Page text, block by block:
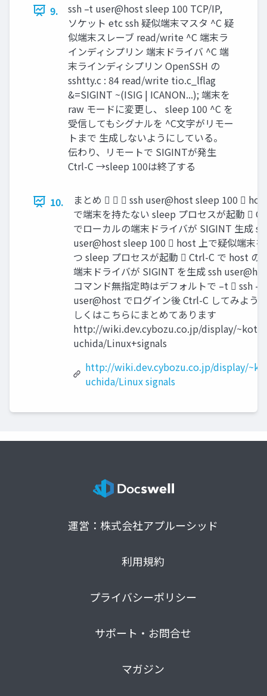
9.
ssh –t user@host sleep 100 TCP/IP,
ソケット etc ssh 疑似端末マスタ ^C 疑
似端末スレーブ read/write ^C 端末ラ
インディシプリン 端末ドライバ ^C 端
末ラインディシプリン OpenSSH の
sshtty.c : 84 read/write tio.c_lflag
&=SIGINT ~(ISIG | ICANON...); 端末を
raw モードに変更し、 sleep 100 ^C を
受信してもシグナルを ^C文字がリモー
トまで 生成しないようにしている。
伝わり、リモートで SIGINTが発生
Ctrl-C →sleep 100は終了する
10.
まとめ    ssh user@host sleep 100 
で端末を持たない sleep プロセスが起動 
でローカルの端末ドライバが SIGINT 生成
user@host sleep 100  host 上で疑似端末
つ sleep プロセスが起動  Ctrl-C で host の
端末ドライバが SIGINT を生成 ssh
コマンド無指定時はデフォルトで –t  ssh –T
user@host でログイン後 Ctrl-C してみよう
しくはこちらにまとめてあります
http://wiki.dev.cybozu.co.jp/display/~kota-
uchida/Linux+signals
http://wiki.dev.cybozu.co.jp/display/
uchida/Linux signals
運営：株式会社アプルーシッド
利用規約
プライバシーポリシー
サポート・お問合せ
マガジン